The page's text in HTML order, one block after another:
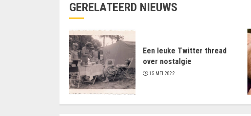
GERELATEERD NIEUWS
Een leuke Twitter thread
over nostalgie
15 MEI 2022